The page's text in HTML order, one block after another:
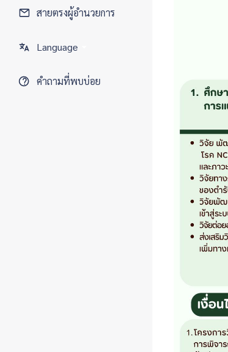
• สารสนเทศสนับสนุนทรัพย์สิน
• สารสนเทศสนับสนุนการบริหาร
• ระบบฐานข้อมูลสารสนเทศ
วิทยาศาสตร์และเทคโนโลยีแห่ง
• แบบฟอร์ม
สายตรงผู้อำนวยการ
Language
TH
คำถามที่พบบ่อย